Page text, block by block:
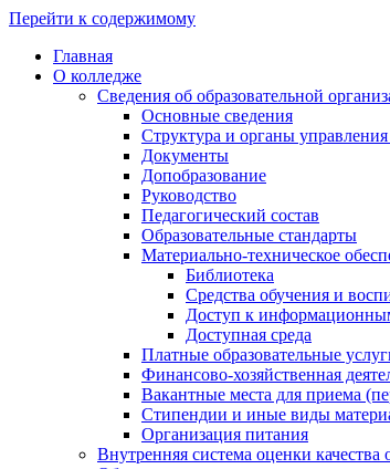
Перейти к содержимому
Главная
О колледже
Сведения об образовательной
Основные сведения
Структура и органы
Документы
Допобразование
Руководство
Педагогический состав
Образовательные стандарты
Материально-техническое
Библиотека
Средства обучения и
Доступ к
Доступная среда
Платные образовательные
Финансово-хозяйственная
Вакантные места для приема
Стипендии и иные виды
Организация питания
Внутренняя система оценки качества